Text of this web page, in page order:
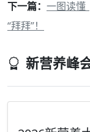
下一篇： 一图读懂
“拜拜”！
新营养峰